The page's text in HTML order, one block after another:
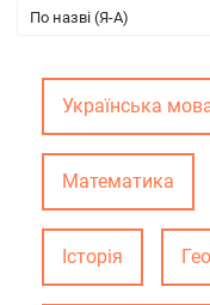
По назві (Я-А)
Українська
Математика
Історія